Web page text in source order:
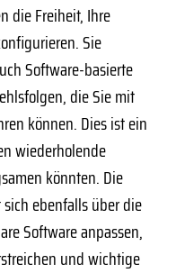
die Freiheit, Ihre
Sie
Software-basierte
die Sie mit
können. Dies ist ein
wiederholende
könnten. Die
ebenfalls über die
Software anpassen,
und wichtige